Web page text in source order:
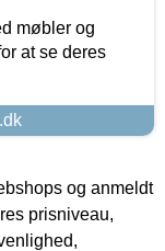
møbler og
at se deres
og anmeldt
prisniveau,